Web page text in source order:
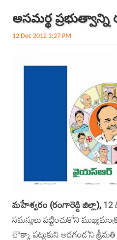
అసమర్థ ప్రభుత్వాన్ని
12 Dec 2012 3:27 PM
మహేశ్వరం (రంగారెడ్డి జిల్లా), 12
సమస్యలు పట్టించుకోని
చొక్కా పట్టుకుని అడగండ'ని